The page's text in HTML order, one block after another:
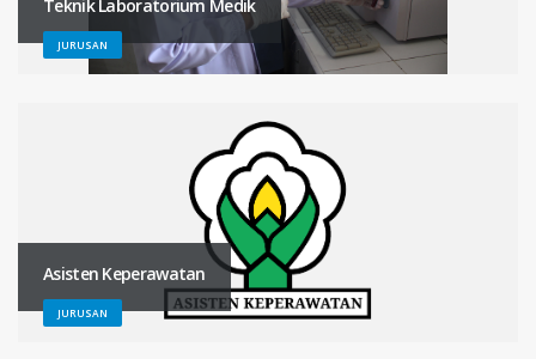
Teknik Laboratorium Medik
JURUSAN
Asisten Keperawatan
JURUSAN